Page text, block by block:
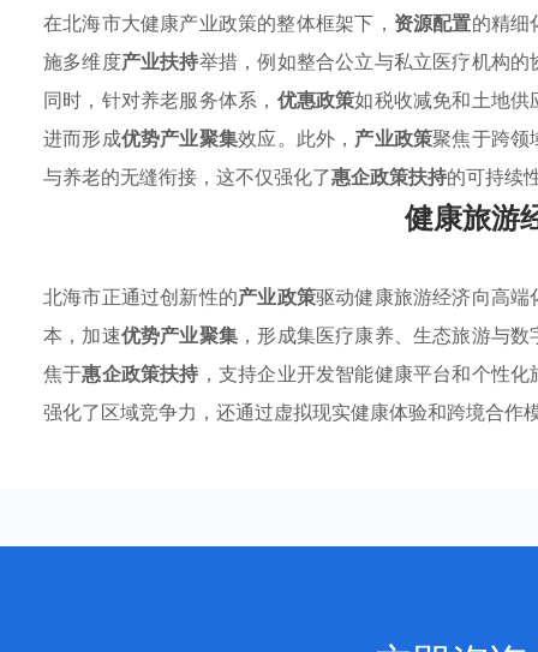
在北海市大健康产业政策的整体框架下， 资源配置的精细
施多维度产业扶持举措，例如整合公立与私立医疗机构
同时，针对养老服务体系， 优惠政策如税收减免和土地
进而形成优势产业聚集效应。此外， 产业政策聚焦于跨领
与养老的无缝衔接，这不仅强化了惠企政策扶持的可持续
健康旅游
北海市正通过创新性的产业政策驱动健康旅游经济向高端
本，加速优势产业聚集 ，形成集医疗康养、生态旅游与
焦于惠企政策扶持 ，支持企业开发智能健康平台和个性
强化了区域竞争力，还通过虚拟现实健康体验和跨境合